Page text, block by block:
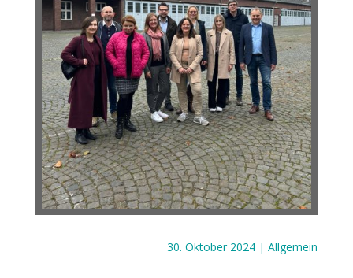
30. Oktober 2024 |Allgemein